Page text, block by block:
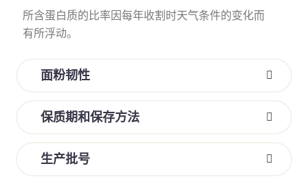
所含蛋白质的比率因每年收割时天气条件的变化而
有所浮动。
面粉韧性
保质期和保存方法
生产批号